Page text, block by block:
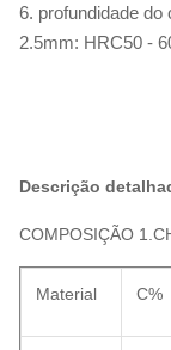
6. profundidade
2.5mm: HRC50 -
Descrição
COMPOSIÇÃO
Material C%